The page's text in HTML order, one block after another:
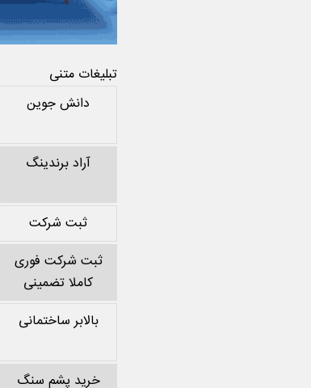
تبلیغات متنی
دانش جوین
آراد برندینگ
ثبت شرکت
ثبت شرکت فوری
کاملا تضمینی
بالابر ساختمانی
خرید پشم سنگ